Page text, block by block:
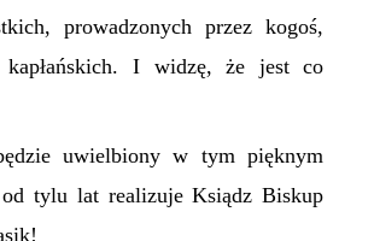
prowadzonych przez kogoś,
kapłańskich. I widzę, że jest co
uwielbiony w tym pięknym
tylu lat realizuje Ksiądz Biskup